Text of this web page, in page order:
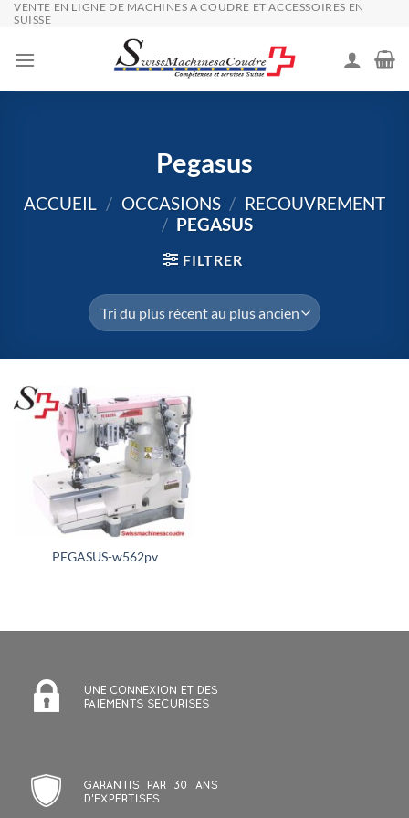
Passer
contenu
VENTE EN LIGNE DE MACHINES A COUDRE ET ACCESSOIRES EN
SUISSE
Pegasus
ACCUEIL / OCCASIONS / RECOUVREMENT
/ PEGASUS
FILTRER
PEGASUS-w562pv